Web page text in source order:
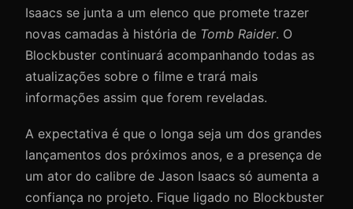
Isaacs se junta a um elenco que promete trazer
novas camadas à história de Tomb Raider. O
Blockbuster continuará acompanhando todas as
atualizações sobre o filme e trará mais
informações assim que forem reveladas.
A expectativa é que o longa seja um dos grandes
lançamentos dos próximos anos, e a presença de
um ator do calibre de Jason Isaacs só aumenta a
confiança no projeto. Fique ligado no Blockbuster